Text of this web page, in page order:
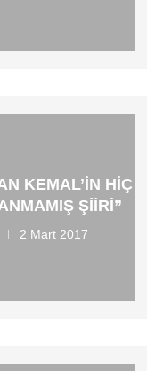
KEMAL’IN HIÇ
ŞIIRI”
2 Mart 2017